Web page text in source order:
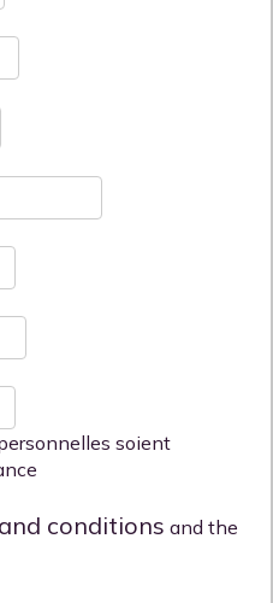
soient
conditions and the